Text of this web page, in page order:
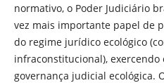
normativo, o Poder Judiciário
vez mais importante papel de
do regime jurídico ecológico
infraconstitucional),
governança judicial ecológica.